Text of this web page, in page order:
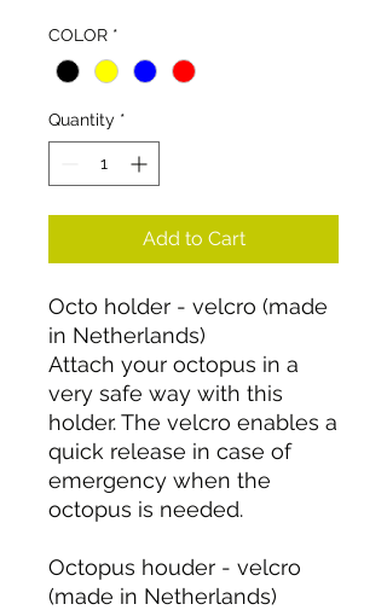
COLOR *
Quantity *
Add to Cart
Octo holder - velcro (made
in Netherlands)
Attach your octopus in a
very safe way with this
holder. The velcro enables a
quick release in case of
emergency when the
octopus is needed.
Octopus houder - velcro
(made in Netherlands)